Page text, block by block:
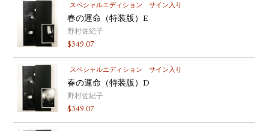
スペシャルエディション サイン入り
春の運命（特装版）E
野村佐紀子
$349.07
スペシャルエディション サイン入り
春の運命（特装版）D
野村佐紀子
$349.07